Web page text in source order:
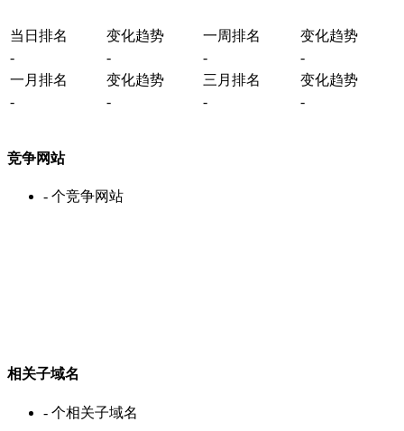
当日排名 变化趋势 一周排名
变化趋势
-
- -
-
一月排名
变化趋势 三月排名
变化趋势
-
- - -
竞争网站
- 个竞争网站
相关子域名
- 个相关子域名